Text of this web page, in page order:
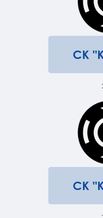
СК
СК